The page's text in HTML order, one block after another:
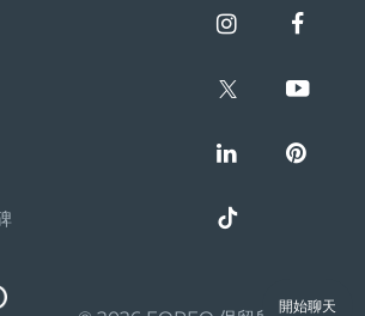
開始聊天